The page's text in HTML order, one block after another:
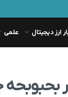
ارز دیجیتال علمی